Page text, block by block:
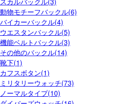
動物モチーフバックル(6)
バイカーバックル(4)
ウエスタンバックル(5)
機能ベルトバックル(3)
その他のバックル(14)
靴下(1)
カフスボタン(1)
ミリタリーウォッチ(73)
ノーマルタイプ(10)